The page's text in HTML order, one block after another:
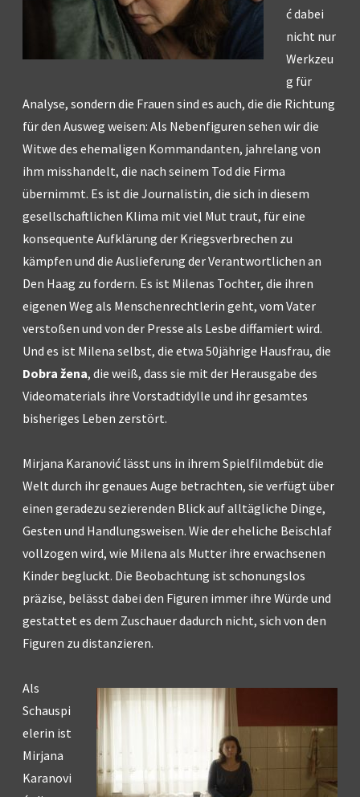
ć dabei
nicht nur
Werkzeu
g für
Analyse, sondern die Frauen sind es auch, die die Richtung
für den Ausweg weisen: Als Nebenfiguren sehen wir die
Witwe des ehemaligen Kommandanten, jahrelang von
ihm misshandelt, die nach seinem Tod die Firma
übernimmt. Es ist die Journalistin, die sich in diesem
gesellschaftlichen Klima mit viel Mut traut, für eine
konsequente Aufklärung der Kriegsverbrechen zu
kämpfen und die Auslieferung der Verantwortlichen an
Den Haag zu fordern. Es ist Milenas Tochter, die ihren
eigenen Weg als Menschenrechtlerin geht, vom Vater
verstoßen und von der Presse als Lesbe diffamiert wird.
Und es ist Milena selbst, die etwa 50jährige Hausfrau, die
Dobra žena, die weiß, dass sie mit der Herausgabe des
Videomaterials ihre Vorstadtidylle und ihr gesamtes
bisheriges Leben zerstört.
Mirjana Karanović lässt uns in ihrem Spielfilmdebüt die
Welt durch ihr genaues Auge betrachten, sie verfügt über
einen geradezu sezierenden Blick auf alltägliche Dinge,
Gesten und Handlungsweisen. Wie der eheliche Beischlaf
vollzogen wird, wie Milena als Mutter ihre erwachsenen
Kinder begluckt. Die Beobachtung ist schonungslos
präzise, belässt dabei den Figuren immer ihre Würde und
gestattet es dem Zuschauer dadurch nicht, sich von den
Figuren zu distanzieren.
Als
Schauspi
elerin ist
Mirjana
Karanovi